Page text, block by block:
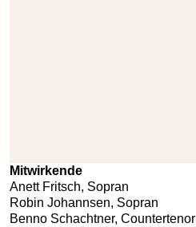
Mitwirkende
Anett Fritsch, Sopran
Robin Johannsen, Sopran
Benno Schachtner, Countertenor